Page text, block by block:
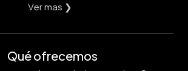
Ver mas ❯
Qué ofrecemos